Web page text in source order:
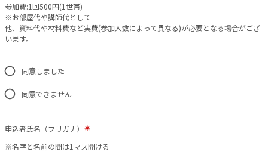
参加費:1回500円(1世帯)
※お部屋代や講師代として
他、資料代や材料費など実費(参加人数によって異なる)が必要となる場合がござ
います。
同意しました
同意できません
申込者氏名（フリガナ）
※名字と名前の間は1マス開ける